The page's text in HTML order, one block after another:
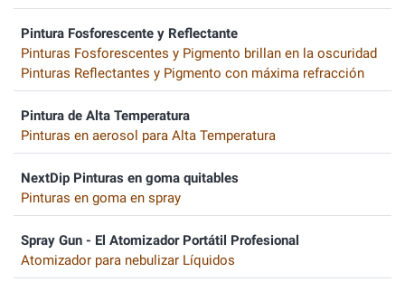
Pintura Fosforescente y Reflectante
Pinturas Fosforescentes y Pigmento brillan en la oscuridad
Pinturas Reflectantes y Pigmento con máxima refracción
Pintura de Alta Temperatura
Pinturas en aerosol para Alta Temperatura
NextDip Pinturas en goma quitables
Pinturas en goma en spray
Spray Gun - El Atomizador Portátil Profesional
Atomizador para nebulizar Líquidos